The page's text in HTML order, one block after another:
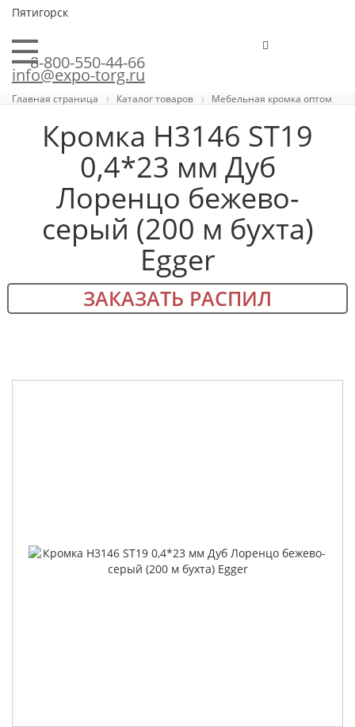
Пятигорск
8-800-550-44-66
info@expo-torg.ru
Главная страница Каталог товаров Мебельная кромка оптом
Кромка H3146 ST19
0,4*23 мм Дуб
Лоренцо бежево-
серый (200 м бухта)
Egger
ЗАКАЗАТЬ РАСПИЛ